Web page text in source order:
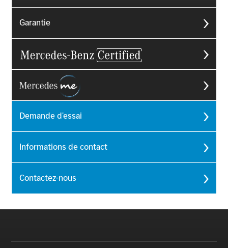
Garantie
Demande d'essai
Informations de contact
Contactez-nous